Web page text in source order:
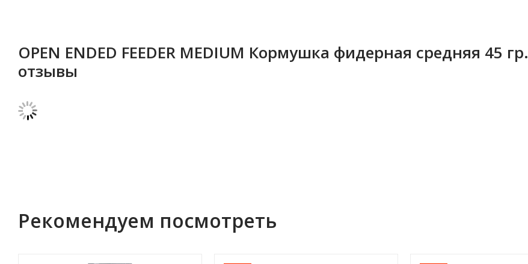
OPEN ENDED FEEDER MEDIUM Кормушка фидерная средняя 45 гр.
отзывы
Рекомендуем посмотреть